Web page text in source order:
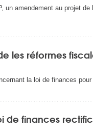
un amendement au projet
les réformes
la loi de finances
de finances